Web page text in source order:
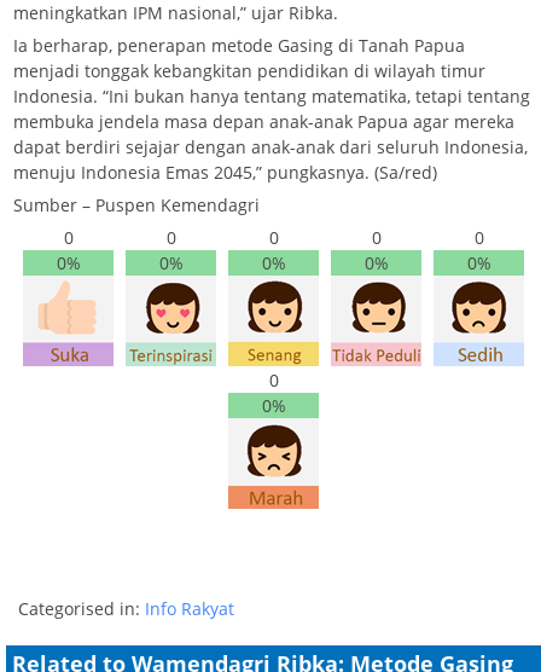
meningkatkan IPM nasional,” ujar Ribka.
Ia berharap, penerapan metode Gasing di Tanah Papua
menjadi tonggak kebangkitan pendidikan di wilayah timur
Indonesia. “Ini bukan hanya tentang matematika, tetapi tentang
membuka jendela masa depan anak-anak Papua agar mereka
dapat berdiri sejajar dengan anak-anak dari seluruh Indonesia,
menuju Indonesia Emas 2045,” pungkasnya. (Sa/red)
Sumber – Puspen Kemendagri
0
0%
0
0%
0
0%
0
0%
0
0%
0
0%
Categorised in: Info Rakyat
Related to Wamendagri Ribka: Metode Gasing